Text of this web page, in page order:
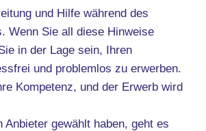
und Hilfe während des
Wenn Sie all diese Hinweise
in der Lage sein, Ihren
und problemlos zu erwerben.
Kompetenz, und der Erwerb wird
Anbieter gewählt haben, geht es